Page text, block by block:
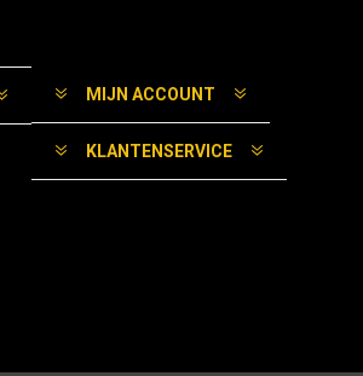
MIJN ACCOUNT
KLANTENSERVICE